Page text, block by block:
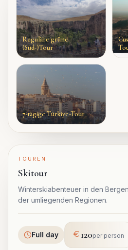
Reguläre grüne
(Süd-)Tour
7-tägige Türkiye-Tour
TOUREN
Skitour
Winterskiabenteuer in den
der umliegenden Regionen.
Full day 120per person